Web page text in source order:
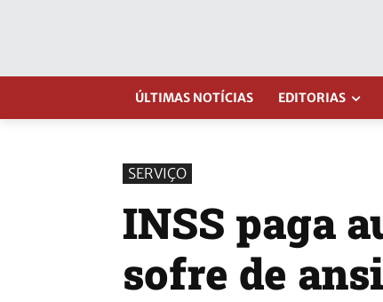
ÚLTIMAS NOTÍCIAS EDITORIAS
SERVIÇO
INSS paga
sofre de